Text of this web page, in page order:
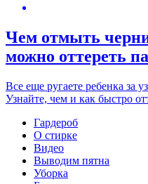
Чем отмыть
можно оттереть
Все еще ругаете ребенка за
Узнайте, чем и как быстро
Гардероб
О стирке
Видео
Выводим пятна
Уборка